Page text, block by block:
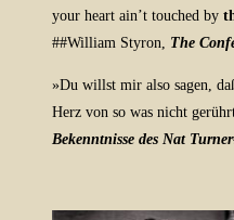
your heart ain’t touched by
##William Styron, The
»Du willst mir also sagen,
Herz von so was nicht
Bekenntnisse des Nat Turner